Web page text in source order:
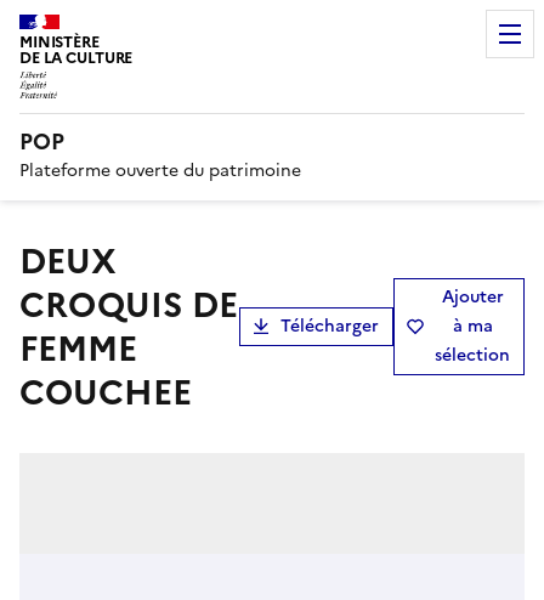
MINISTÈRE
DE LA CULTURE
POP
Plateforme ouverte du patrimoine
DEUX
CROQUIS DE
FEMME
COUCHEE
Télécharger
Ajouter
à ma
sélection